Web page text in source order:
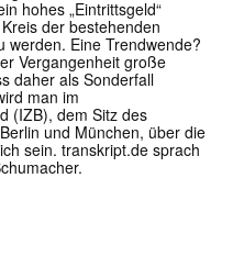
hohes „Eintrittsgeld“
der bestehenden
werden. Eine Trendwende?
Vergangenheit große
daher als Sonderfall
man im
(IZB), dem Sitz des
und München, über die
sein. transkript.de sprach